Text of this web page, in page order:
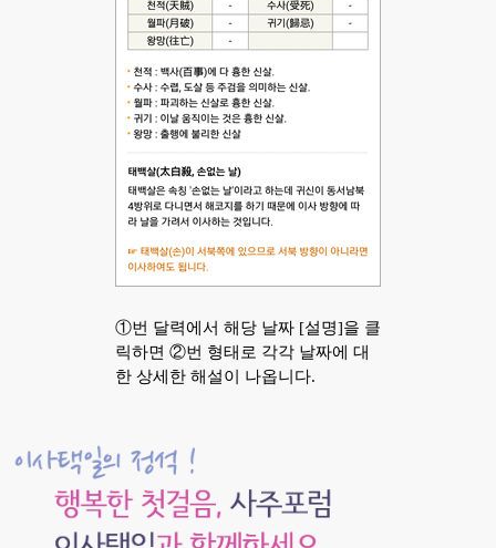
①번 달력에서 해당 날짜 [설명]을 클
릭하면 ②번 형태로 각각 날짜에 대
한 상세한 해설이 나옵니다.